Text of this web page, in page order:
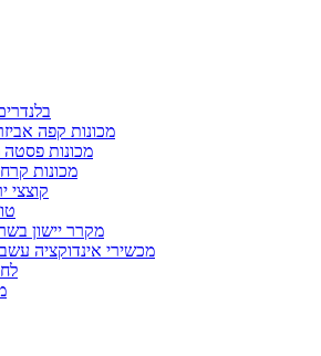
מכונות קפה
מכונות פסטה
מכונות קרח
קוצצי
מקרר יישון
מכשירי אינדוקציה